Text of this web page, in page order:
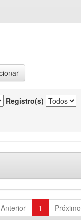
Registro(s)
Anterior 1 Próximo